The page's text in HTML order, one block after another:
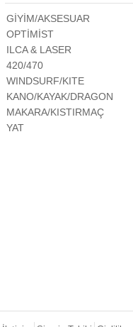
GİYİM/AKSESUAR
OPTİMİST
ILCA & LASER
420/470
WINDSURF/KITE
KANO/KAYAK/DRAGON
MAKARA/KISTIRMAÇ
YAT